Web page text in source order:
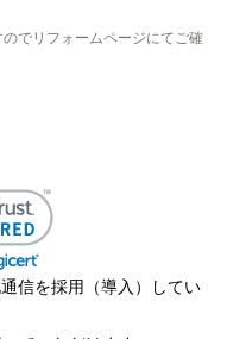
でした
したか？
したか？
か？
でリフォームページにてご確
信を採用（導入）してい